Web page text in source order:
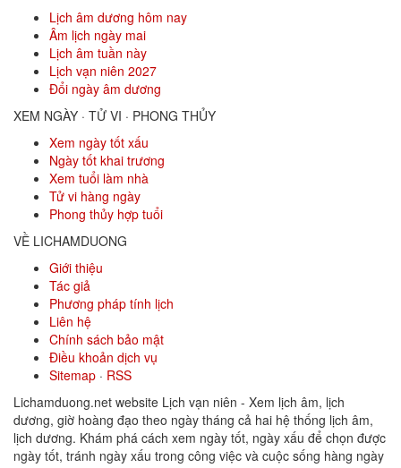
Lịch âm dương hôm nay
Âm lịch ngày mai
Lịch âm tuần này
Lịch vạn niên 2027
Đổi ngày âm dương
XEM NGÀY · TỬ VI · PHONG THỦY
Xem ngày tốt xấu
Ngày tốt khai trương
Xem tuổi làm nhà
Tử vi hàng ngày
Phong thủy hợp tuổi
VỀ LICHAMDUONG
Giới thiệu
Tác giả
Phương pháp tính lịch
Liên hệ
Chính sách bảo mật
Điều khoản dịch vụ
Sitemap · RSS
Lichamduong.net website Lịch vạn niên - Xem lịch âm, lịch
dương, giờ hoàng đạo theo ngày tháng cả hai hệ thống lịch âm,
lịch dương. Khám phá cách xem ngày tốt, ngày xấu để chọn được
ngày tốt, tránh ngày xấu trong công việc và cuộc sống hàng ngày